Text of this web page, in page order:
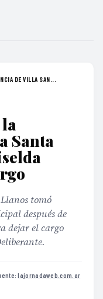
DE VILLA SAN...
Santa
tomó
después de
dejar el cargo
lajornadaweb.com.ar